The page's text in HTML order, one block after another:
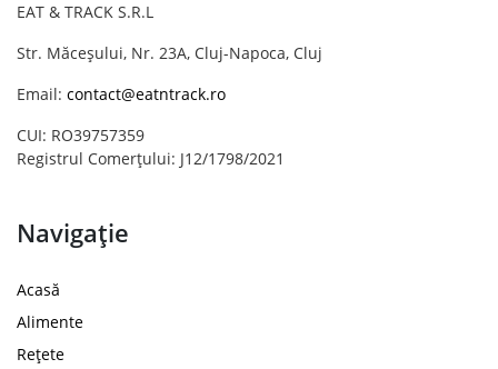
EAT & TRACK S.R.L
Str. Măceșului, Nr. 23A, Cluj-Napoca, Cluj
Email: contact@eatntrack.ro
CUI: RO39757359
Registrul Comerțului: J12/1798/2021
Navigație
Acasă
Alimente
Rețete